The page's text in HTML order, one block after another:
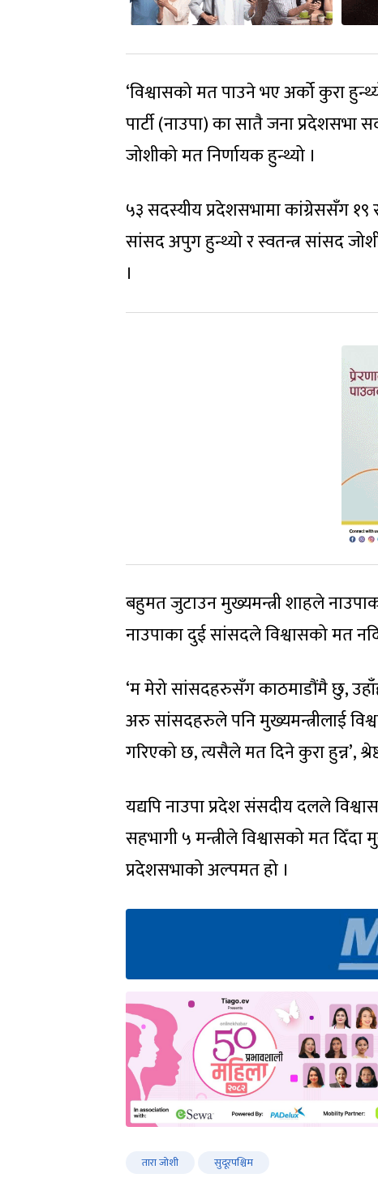
‘विश्वासको मत पाउने भए अर्को कुरा
पार्टी (नाउपा) का सातै जना प्रदेशसभा
जोशीको मत निर्णायक हुन्थ्यो ।
५३ सदस्यीय प्रदेशसभामा कांग्रेससँग
सांसद अपुग हुन्थ्यो र स्वतन्त्र सांसद
।
बहुमत जुटाउन मुख्यमन्त्री शाहले
नाउपाका दुई सांसदले विश्वासको मत
‘म मेरो सांसदहरुसँग काठमाडौंमै छु,
अरु सांसदहरुले पनि मुख्यमन्त्रीलाई
गरिएको छ, त्यसैले मत दिने कुरा हुन्न’,
यद्यपि नाउपा प्रदेश संसदीय दलले
सहभागी ५ मन्त्रीले विश्वासको मत
प्रदेशसभाको अल्पमत हो ।
तारा जोशी सुदूरपश्चिम